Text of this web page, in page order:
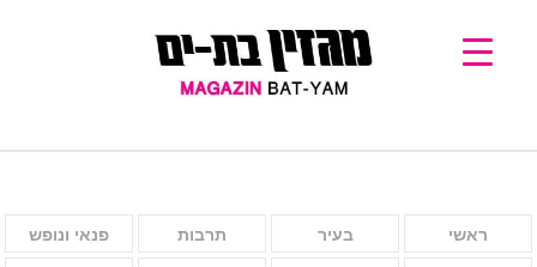
ראשי בעיר תרבות פנאי ונופש